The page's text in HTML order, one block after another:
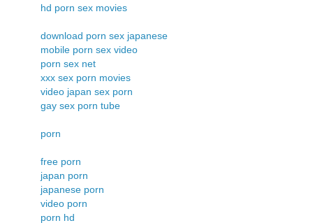
hd porn sex movies
download porn sex japanese
mobile porn sex video
porn sex net
xxx sex porn movies
video japan sex porn
gay sex porn tube
porn
free porn
japan porn
japanese porn
video porn
porn hd